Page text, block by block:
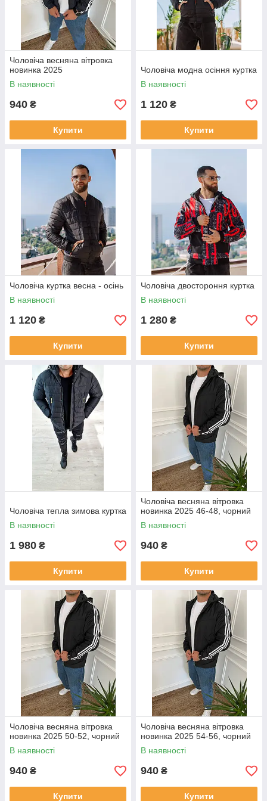
Чоловіча весняна вітровка
новинка 2025
В наявності
940 ₴
Купити
Чоловіча модна осіння куртка
В наявності
1 120 ₴
Купити
Чоловіча куртка весна - осінь
В наявності
1 120 ₴
Купити
Чоловіча двостороння куртка
В наявності
1 280 ₴
Купити
Чоловіча тепла зимова куртка
В наявності
1 980 ₴
Купити
Чоловіча весняна вітровка
новинка 2025 46-48, чорний
В наявності
940 ₴
Купити
Чоловіча весняна вітровка
новинка 2025 50-52, чорний
В наявності
940 ₴
Купити
Чоловіча весняна вітровка
новинка 2025 54-56, чорний
В наявності
940 ₴
Купити